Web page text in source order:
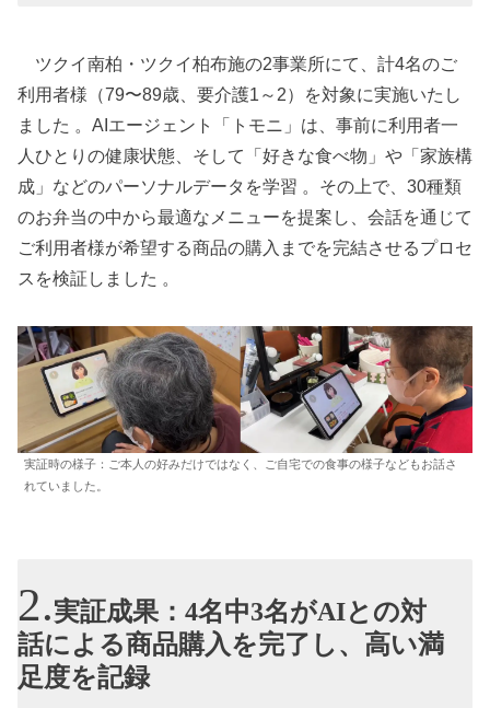
ツクイ南柏・ツクイ柏布施の2事業所にて、計4名のご
利用者様（79〜89歳、要介護1～2）を対象に実施いたし
ました 。AIエージェント「トモニ」は、事前に利用者一
人ひとりの健康状態、そして「好きな食べ物」や「家族構
成」などのパーソナルデータを学習 。その上で、30種類
のお弁当の中から最適なメニューを提案し、会話を通じて
ご利用者様が希望する商品の購入までを完結させるプロセ
スを検証しました 。
実証時の様子：ご本人の好みだけではなく、ご自宅での食事の様子などもお話さ
れていました。
実証成果：4名中3名がAIとの対
話による商品購入を完了し、高い満
足度を記録